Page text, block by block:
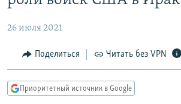
основному
Вернутся
главной
навигации
АВТОРСКИЕ ПРОЕКТЫ
ЦИТАТЫ СВОБОДЫ
МНЕНИЯ
IDEL.РЕАЛИИ
26 июля 2021
Поделиться Читать без VPN
Приоритетный источник в Google